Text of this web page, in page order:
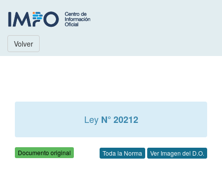
Volver
Ley N° 20212
Documento original Toda la Norma Ver Imagen del D.O.